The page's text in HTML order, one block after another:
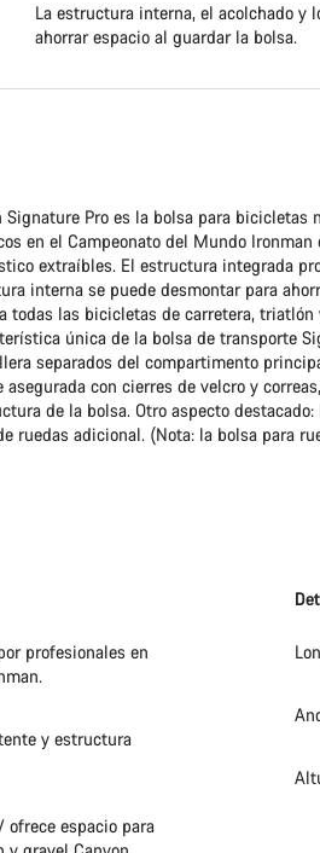
La estructura interna, el acolchado y
ahorrar espacio al guardar la bolsa.
Pro es la bolsa para bicicletas
en el Campeonato del Mundo
extraíbles. El estructura integrada
interna se puede desmontar para
todas las bicicletas de carretera,
única de la bolsa de transporte
separados del compartimento
con cierres de velcro y
de la bolsa. Otro aspecto
ruedas adicional. (Nota: la bolsa para
profesionales en
y estructura
ofrece espacio para